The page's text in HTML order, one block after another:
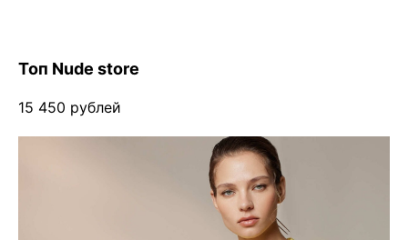
Топ Nude store
15 450 рублей